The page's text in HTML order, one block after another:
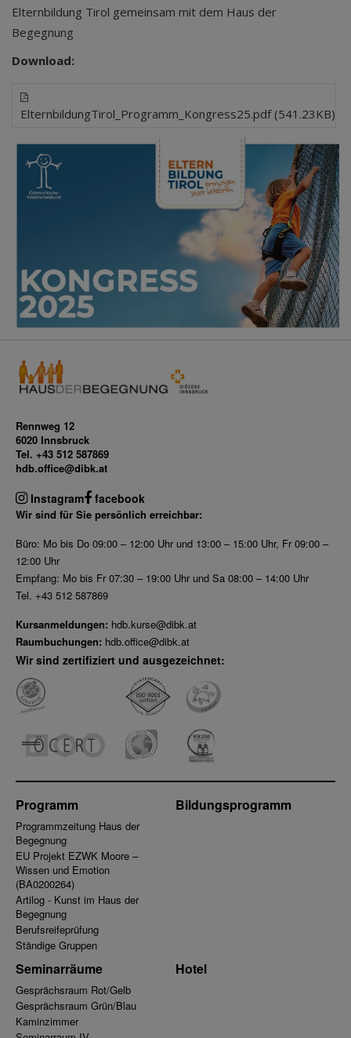
Elternbildung Tirol gemeinsam mit dem Haus der
Begegnung
Download:
ElternbildungTirol_Programm_Kongress25.pdf (541.23KB)
Rennweg 12
6020 Innsbruck
Tel. +43 512 587869
hdb.office@dibk.at
Instagram facebook
Wir sind für Sie persönlich erreichbar:
Büro: Mo bis Do 09:00 – 12:00 Uhr und 13:00 – 15:00 Uhr, Fr 09:00 –
12:00 Uhr
Empfang: Mo bis Fr 07:30 – 19:00 Uhr und Sa 08:00 – 14:00 Uhr
Tel. +43 512 587869
Kursanmeldungen: hdb.kurse@dibk.at
Raumbuchungen: hdb.office@dibk.at
Wir sind zertifiziert und ausgezeichnet:
Programm
Programmzeitung Haus der
Begegnung
EU Projekt EZWK Moore –
Wissen und Emotion
(BA0200264)
Artilog - Kunst im Haus der
Begegnung
Berufsreifeprüfung
Ständige Gruppen
Bildungsprogramm
Seminarräume
Gesprächsraum Rot/Gelb
Gesprächsraum Grün/Blau
Kaminzimmer
Hotel